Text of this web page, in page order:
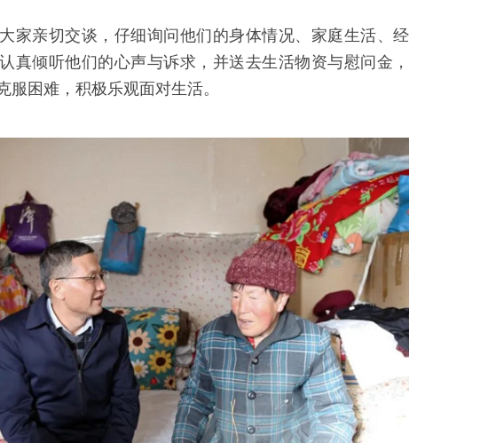
家亲切交谈，仔细询问他们的身体情况、家庭生活、经
真倾听他们的心声与诉求，并送去生活物资与慰问金，
服困难，积极乐观面对生活。